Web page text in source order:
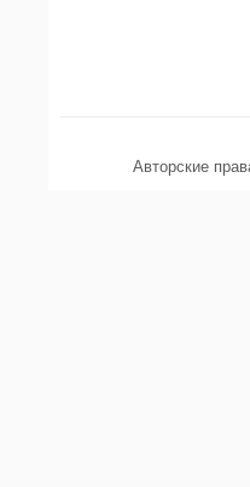
Авторские